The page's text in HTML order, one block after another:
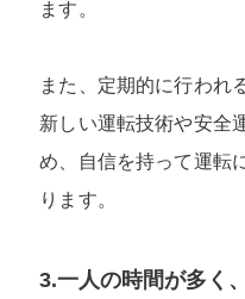
ます。
また、定期的に行われ
新しい運転技術や安全
め、自信を持って運転
ります。
3.一人の時間が多く